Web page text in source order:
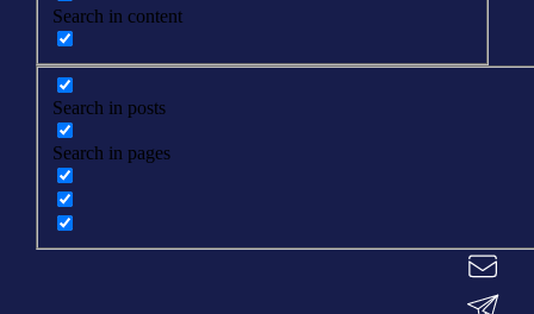
Search in content
Search in posts
Search in pages